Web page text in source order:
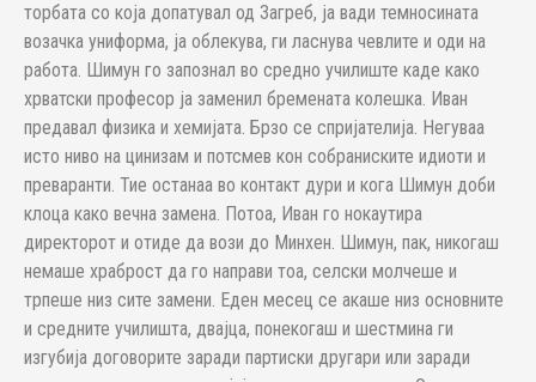
торбата со која допатувал од Загреб, ја вади темносината
возачка униформа, ја облекува, ги ласнува чевлите и оди на
работа. Шимун го запознал во средно училиште каде како
хрватски професор ја заменил бремената колешка. Иван
предавал физика и хемијата. Брзо се спријателија. Негуваа
исто ниво на цинизам и потсмев кон собраниските идиоти и
преваранти. Тие останаа во контакт дури и кога Шимун доби
клоца како вечна замена. Потоа, Иван го нокаутира
директорот и отиде да вози до Минхен. Шимун, пак, никогаш
немаше храброст да го направи тоа, селски молчеше и
трпеше низ сите замени. Еден месец се акаше низ основните
и средните училишта, двајца, понекогаш и шестмина ги
изгубија договорите заради партиски другари или заради